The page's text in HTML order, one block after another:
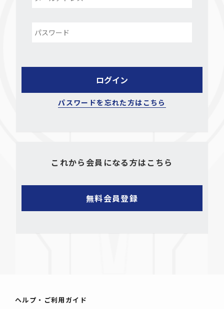
パスワードを忘れた方はこちら
これから会員になる方はこちら
ヘルプ・ご利用ガイド